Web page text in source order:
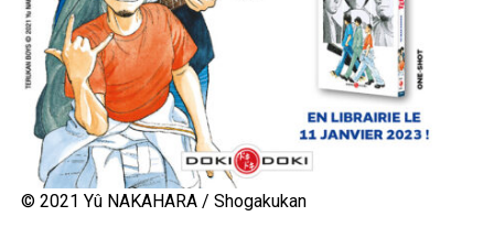
© 2021 Yû NAKAHARA / Shogakukan